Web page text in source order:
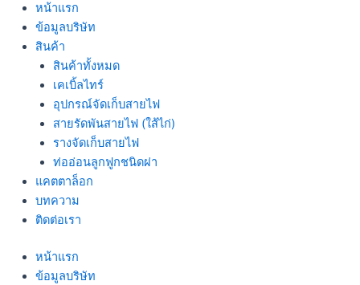
หน้าแรก
ข้อมูลบริษัท
สินค้า
สินค้าทั้งหมด
เคเบิ้ลไทร์
อุปกรณ์จัดเก็บสายไฟ
สายรัดพันสายไฟ (ใส้ไก่)
รางจัดเก็บสายไฟ
ท่ออ่อนลูกฟูกชนิดผ่า
แคตตาล็อก
บทความ
ติดต่อเรา
หน้าแรก
ข้อมูลบริษัท